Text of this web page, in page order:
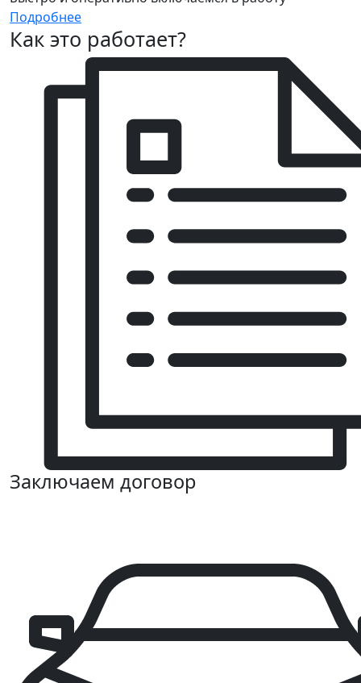
Подробнее
Как это работает?
Заключаем договор